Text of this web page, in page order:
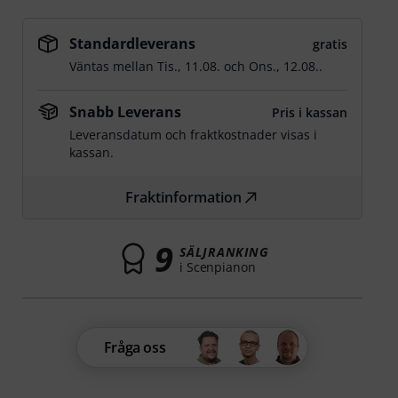
Standardleverans
gratis
Väntas mellanTis., 11.08. och Ons., 12.08..
Snabb Leverans
Pris i kassan
Leveransdatum och fraktkostnader visas i
kassan.
Fraktinformation
9 SÄLJRANKING
i Scenpianon
Fråga oss